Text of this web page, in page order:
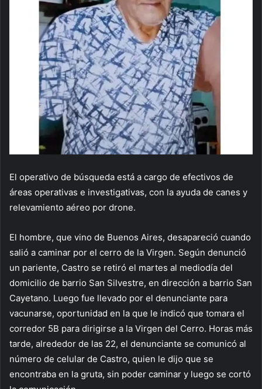
El operativo de búsqueda está a cargo de efectivos de
áreas operativas e investigativas, con la ayuda de canes y
relevamiento aéreo por drone.
El hombre, que vino de Buenos Aires, desapareció cuando
salió a caminar por el cerro de la Virgen. Según denunció
un pariente, Castro se retiró el martes al mediodía del
domicilio de barrio San Silvestre, en dirección a barrio San
Cayetano. Luego fue llevado por el denunciante para
vacunarse, oportunidad en la que le indicó que tomara el
corredor 5B para dirigirse a la Virgen del Cerro. Horas más
tarde, alrededor de las 22, el denunciante se comunicó al
número de celular de Castro, quien le dijo que se
encontraba en la gruta, sin poder caminar y luego se cortó